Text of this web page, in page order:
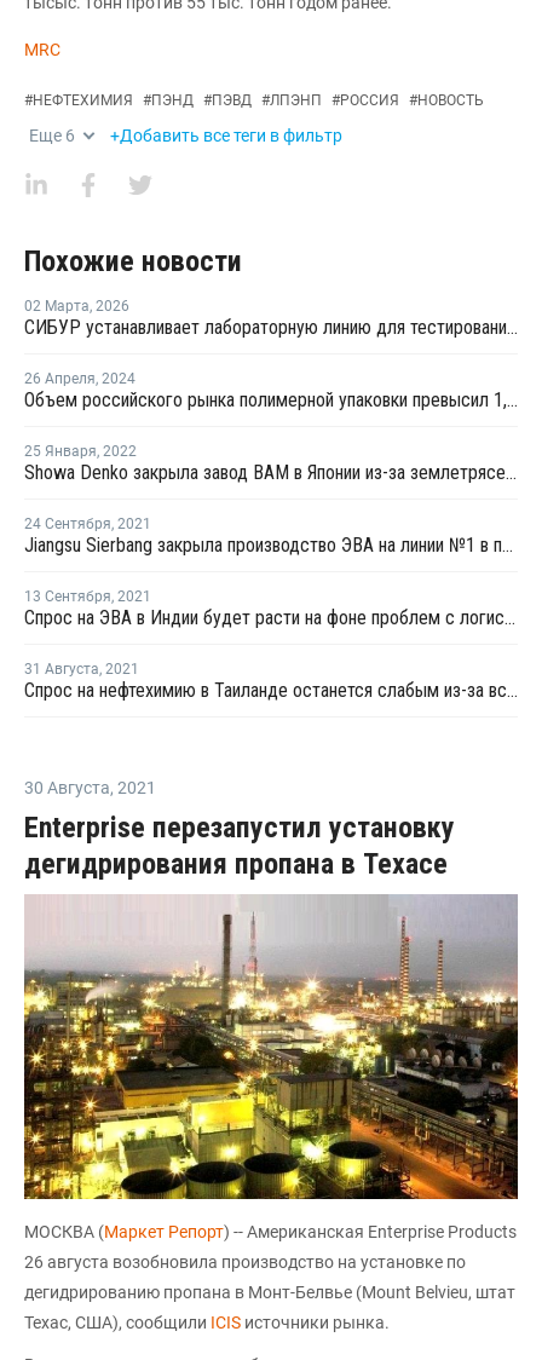
MRC
#НЕФТЕХИМИЯ #ПЭНД #ПЭВД #ЛПЭНП #РОССИЯ #НОВОСТЬ
Еще 6 +Добавить все теги в фильтр
Похожие новости
02 Марта, 2026
СИБУР устанавливает лабораторную линию для тестирования барьерных пленок
26 Апреля, 2024
Объем российского рынка полимерной упаковки превысил 1,3 трлн руб. в 2023 году
25 Января, 2022
Showa Denko закрыла завод ВАМ в Японии из-за землетрясения
24 Сентября, 2021
Jiangsu Sierbang закрыла производство ЭВА на линии №1 в провинции Цзянсу на ремонт
13 Сентября, 2021
Спрос на ЭВА в Индии будет расти на фоне проблем с логистикой
31 Августа, 2021
Спрос на нефтехимию в Таиланде останется слабым из-за вспышки коронавируса
30 Августа, 2021
Enterprise перезапустил установку
дегидрирования пропана в Техасе
МОСКВА (Маркет Репорт) -- Американская Enterprise Products
26 августа возобновила производство на установке по
дегидрированию пропана в Монт-Белвье (Mount Belvieu, штат
Техас, США), сообщили ICIS источники рынка.